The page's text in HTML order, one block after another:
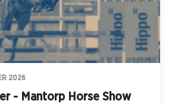
2026
- Mantorp Horse Show